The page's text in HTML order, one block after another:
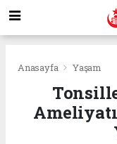
Anasayfa Yaşam